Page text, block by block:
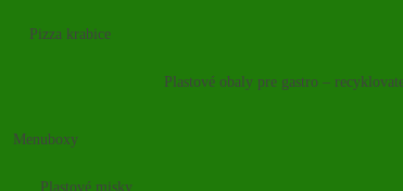
Pizza krabice
Plastové obaly pre gastro –
Menuboxy
Plastové misky